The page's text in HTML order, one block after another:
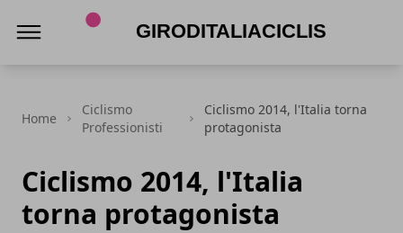
Home
Ciclismo
Professionisti
Ciclismo 2014, l'Italia torna
protagonista
Ciclismo 2014, l'Italia
torna protagonista